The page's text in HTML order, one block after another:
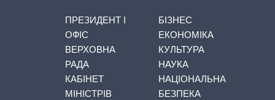
ПРЕЗИДЕНТ І
ОФІС
ВЕРХОВНА
РАДА
КАБІНЕТ
МІНІСТРІВ
БІЗНЕС
ЕКОНОМІКА
КУЛЬТУРА
НАУКА
НАЦІОНАЛЬНА
БЕЗПЕКА